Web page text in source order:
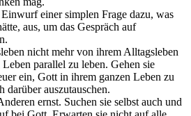
einer simplen Frage dazu, was
aus, um das Gespräch auf
nicht mehr von ihrem Alltagsleben
parallel zu leben. Gehen sie
ein, Gott in ihrem ganzen Leben zu
darüber auszutauschen.
ernst. Suchen sie selbst auch und